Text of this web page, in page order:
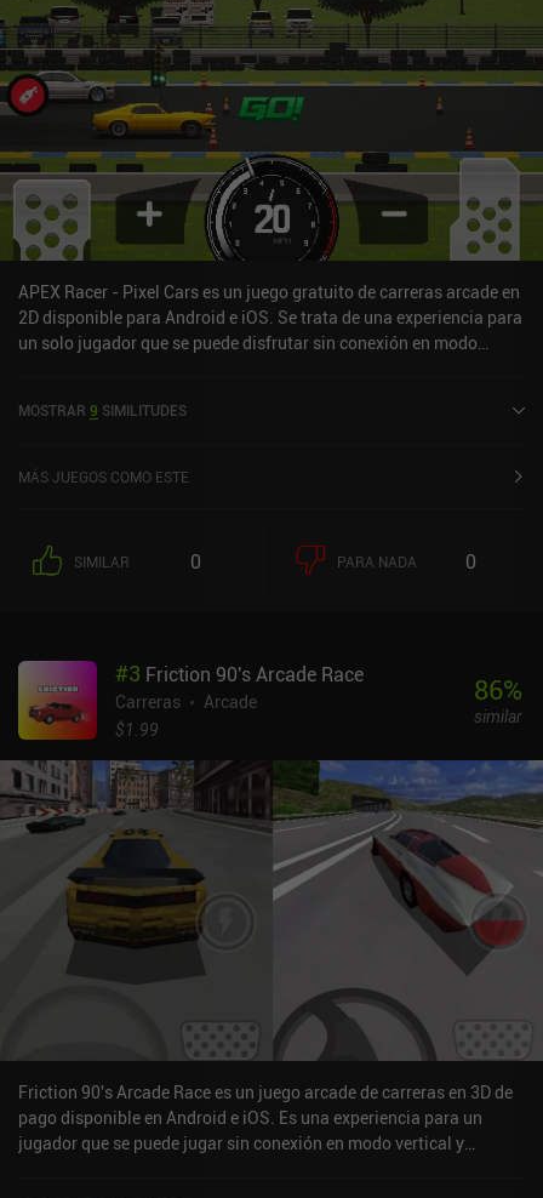
APEX Racer - Pixel Cars es un juego gratuito de carreras arcade en
2D disponible para Android e iOS. Se trata de una experiencia para
un solo jugador que se puede disfrutar sin conexión en modo
de 2023 y tiene actualmente una puntuación de 4,4 sobre 5,0 en
MOSTRAR 9 SIMILITUDES
MÁS JUEGOS COMO ESTE
SIMILAR 0 PARA NADA 0
#3 Friction 90's Arcade Race
Carreras
Arcade
$1.99
86%
similar
Friction 90's Arcade Race es un juego arcade de carreras en 3D de
pago disponible en Android e iOS. Es una experiencia para un
jugador que se puede jugar sin conexión en modo vertical y